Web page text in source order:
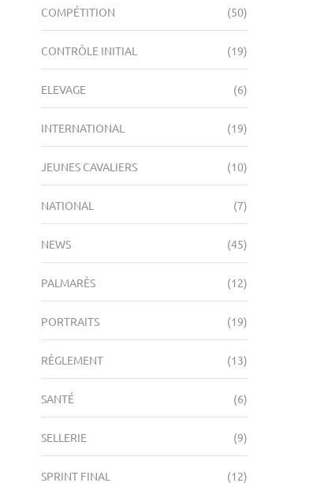
COMPÉTITION (50)
CONTRÔLE INITIAL (19)
ELEVAGE (6)
INTERNATIONAL (19)
JEUNES CAVALIERS (10)
NATIONAL (7)
NEWS (45)
PALMARÈS (12)
PORTRAITS (19)
RÈGLEMENT (13)
SANTÉ (6)
SELLERIE (9)
SPRINT FINAL (12)